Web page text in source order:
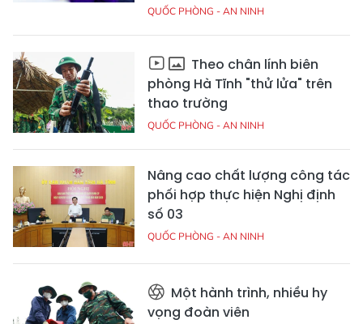
QUỐC PHÒNG - AN NINH
Theo chân lính biên
phòng Hà Tĩnh "thử lửa" trên
thao trường
QUỐC PHÒNG - AN NINH
Nâng cao chất lượng công tác
phối hợp thực hiện Nghị định
số 03
QUỐC PHÒNG - AN NINH
Một hành trình, nhiều hy
vọng đoàn viên